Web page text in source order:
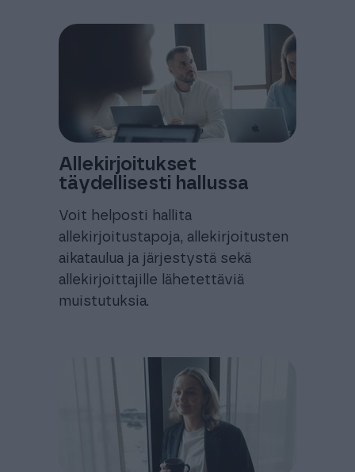
Allekirjoitukset
täydellisesti hallussa
Voit helposti hallita
allekirjoitustapoja, allekirjoitusten
aikataulua ja järjestystä sekä
allekirjoittajille lähetettäviä
muistutuksia.